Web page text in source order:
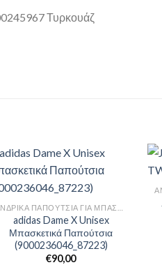
Τυρκουάζ
adidas Dame X Unisex
Μπασκετικά Παπούτσια
(9000236046_87223)
€90,00